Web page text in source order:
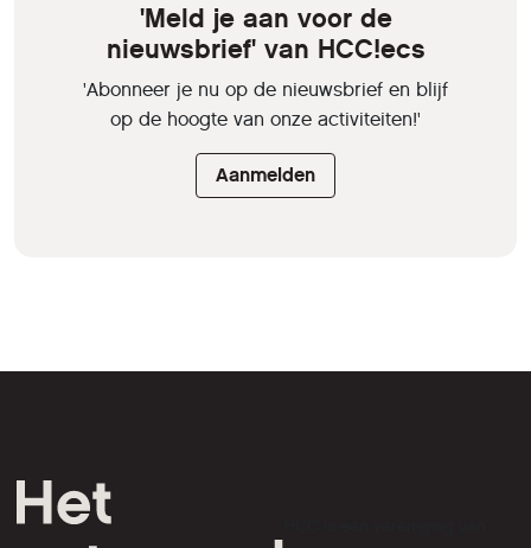
'Meld je aan voor de
nieuwsbrief' van HCC!ecs
'Abonneer je nu op de nieuwsbrief en blijf
op de hoogte van onze activiteiten!'
Aanmelden